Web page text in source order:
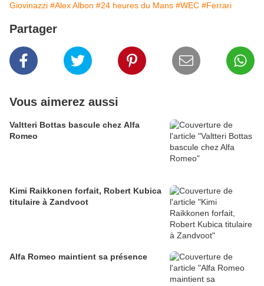
Giovinazzi #Alex Albon #24 heures du Mans #WEC #Ferrari
Partager
Vous aimerez aussi
Valtteri Bottas bascule chez Alfa
Romeo
Kimi Raikkonen forfait, Robert Kubica
titulaire à Zandvoot
Alfa Romeo maintient sa présence